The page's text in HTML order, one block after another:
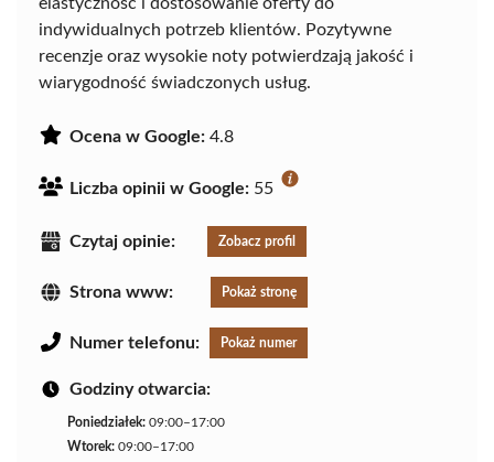
indywidualnych potrzeb klientów. Pozytywne
recenzje oraz wysokie noty potwierdzają jakość i
wiarygodność świadczonych usług.
Ocena w Google: 4.8
Liczba opinii w Google: 55
Czytaj opinie: Zobacz profil
Strona www: Pokaż stronę
Numer telefonu: Pokaż numer
Godziny otwarcia:
Poniedziałek: 09:00–17:00
Wtorek: 09:00–17:00